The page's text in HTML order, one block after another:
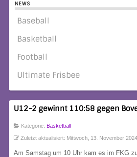
NEWS
Baseball
Basketball
Football
Ultimate Frisbee
U12-2 gewinnt 110:58 gegen
Kategorie: Basketball
Zuletzt aktualisiert: Mittwoch, 13. November 2024
Am Samstag um 10 Uhr kam es im FKG